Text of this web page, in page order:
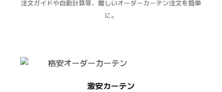
注文ガイドや自動計算等、難しいオーダーカーテン注文を簡単
に。
激安カーテン